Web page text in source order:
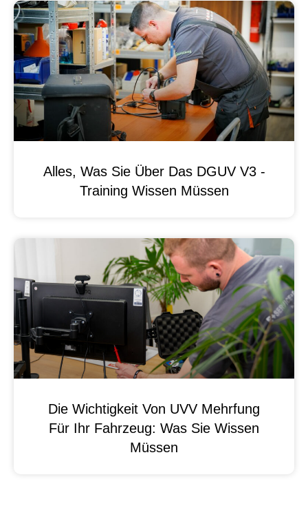
Alles, Was Sie Über Das DGUV V3 -
Training Wissen Müssen
Die Wichtigkeit Von UVV Mehrfung
Für Ihr Fahrzeug: Was Sie Wissen
Müssen